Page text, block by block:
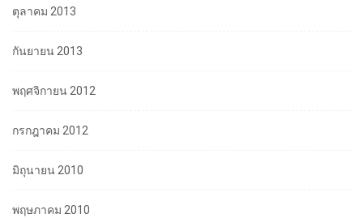
ตุลาคม 2013
กันยายน 2013
พฤศจิกายน 2012
กรกฎาคม 2012
มิถุนายน 2010
พฤษภาคม 2010